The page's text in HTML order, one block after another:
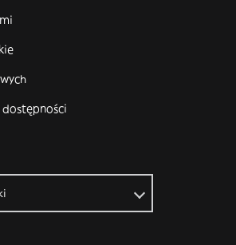
dostępności